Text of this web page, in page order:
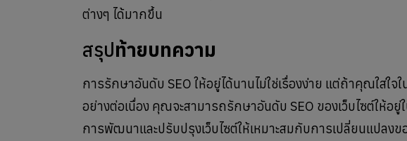
ต่างๆ ได้มากขึ้น
สรุปท้ายบทความ
การรักษาอันดับ SEO ให้อยู่ได้นานไม่ใช่เรื่องง่าย แต่ถ้าคุณใส่ใ
อย่างต่อเนื่อง คุณจะสามารถรักษาอันดับ SEO ของเว็บไซต์ให้
การพัฒนาและปรับปรุงเว็บไซต์ให้เหมาะสมกับการเปลี่ยนแปลง